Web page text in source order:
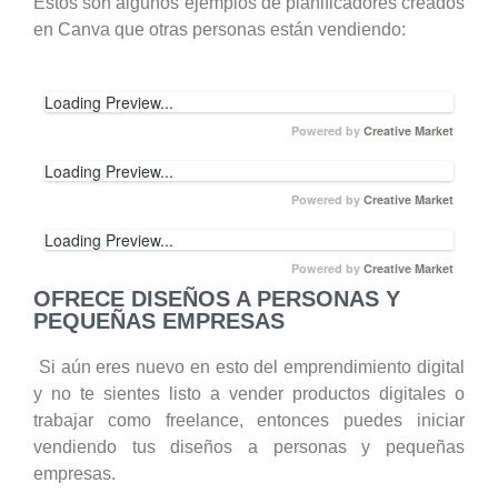
en Canva que otras personas están vendiendo:
Loading Preview...
Powered by Creative Market
Loading Preview...
Powered by Creative Market
Loading Preview...
Powered by Creative Market
OFRECE DISEÑOS A PERSONAS Y
PEQUEÑAS EMPRESAS
Si aún eres nuevo en esto del emprendimiento digital
y no te sientes listo a vender productos digitales o
trabajar como freelance, entonces puedes iniciar
vendiendo tus diseños a personas y pequeñas
empresas.